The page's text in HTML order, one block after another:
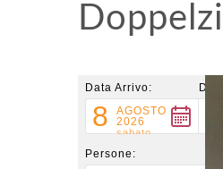
Data Arrivo:
8
AGOSTO
2026
sabato
Persone: